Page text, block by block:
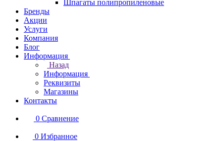
Шпагаты полипропиленовые
Бренды
Акции
Услуги
Компания
Блог
Информация
Назад
Информация
Реквизиты
Магазины
Контакты
0 Сравнение
0 Избранное